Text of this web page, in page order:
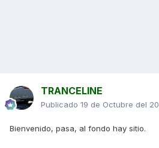
TRANCELINE
Publicado 19 de Octubre del
Bienvenido, pasa, al fondo hay sitio.